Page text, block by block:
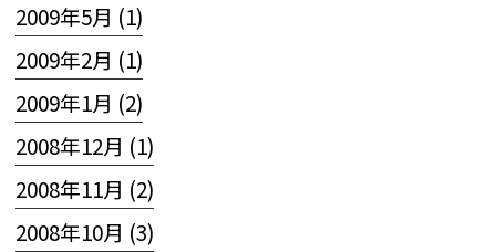
2009年5月 (1)
2009年2月 (1)
2009年1月 (2)
2008年12月 (1)
2008年11月 (2)
2008年10月 (3)